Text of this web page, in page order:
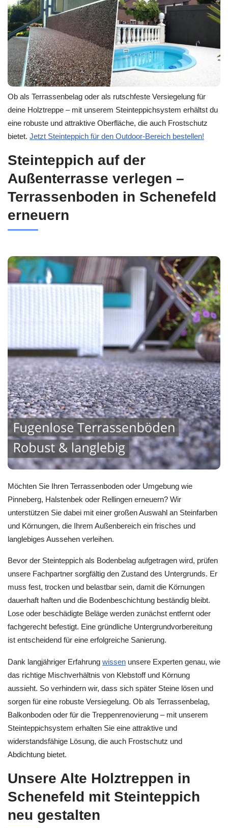
Ob als Terrassenbelag oder als rutschfeste Versiegelung für
deine Holztreppe – mit unserem Steinteppichsystem erhältst du
eine robuste und attraktive Oberfläche, die auch Frostschutz
bietet. Jetzt Steinteppich für den Outdoor-Bereich bestellen!
Steinteppich auf der
Außenterrasse verlegen –
Terrassenboden in Schenefeld
erneuern
Möchten Sie Ihren Terrassenboden oder Umgebung wie
Pinneberg, Halstenbek oder Rellingen erneuern? Wir
unterstützen Sie dabei mit einer großen Auswahl an Steinfarben
und Körnungen, die Ihrem Außenbereich ein frisches und
langlebiges Aussehen verleihen.
Bevor der Steinteppich als Bodenbelag aufgetragen wird, prüfen
unsere Fachpartner sorgfältig den Zustand des Untergrunds. Er
muss fest, trocken und belastbar sein, damit die Körnungen
dauerhaft haften und die Bodenbeschichtung beständig bleibt.
Lose oder beschädigte Beläge werden zunächst entfernt oder
fachgerecht befestigt. Eine gründliche Untergrundvorbereitung
ist entscheidend für eine erfolgreiche Sanierung.
Dank langjähriger Erfahrung wissen unsere Experten genau, wie
das richtige Mischverhältnis von Klebstoff und Körnung
aussieht. So verhindern wir, dass sich später Steine lösen und
sorgen für eine robuste Versiegelung. Ob als Terrassenbelag,
Balkonboden oder für die Treppenrenovierung – mit unserem
Steinteppichsystem erhalten Sie eine attraktive und
widerstandsfähige Lösung, die auch Frostschutz und
Abdichtung bietet.
Unsere Alte Holztreppen in
Schenefeld mit Steinteppich
neu gestalten